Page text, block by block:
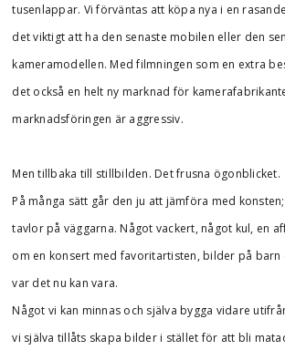
tusenlappar. Vi förväntas att köpa nya i en
det viktigt att ha den senaste mobilen eller den
kameramodellen. Med filmningen som en extra
det också en helt ny marknad för
marknadsföringen är aggressiv.
Men tillbaka till stillbilden. Det frusna ögonblicket.
På många sätt går den ju att jämföra med
tavlor på väggarna. Något vackert, något kul, en
om en konsert med favoritartisten, bilder på
var det nu kan vara.
Något vi kan minnas och själva bygga vidare
vi själva tillåts skapa bilder i stället för att bli